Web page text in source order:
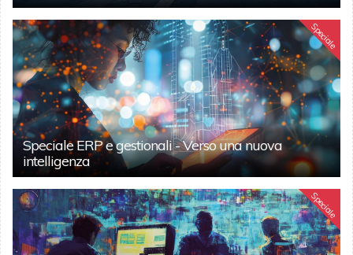
Speciale
Speciale ERP e gestionali - Verso una nuova
intelligenza
Speciale